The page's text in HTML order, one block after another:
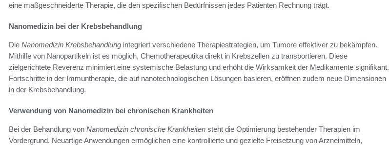
eine maßgeschneiderte Therapie, die den spezifischen Bedürfnissen jedes Patienten Rechnung trägt.
Nanomedizin bei der Krebsbehandlung
Die Nanomedizin Krebsbehandlung integriert verschiedene Therapiestrategien, um Tumore effektiver zu bekämpfen.
Mithilfe von Nanopartikeln ist es möglich, Chemotherapeutika direkt in Krebszellen zu transportieren. Diese
zielgerichtete Reverenz minimiert eine systemische Belastung und erhöht die Wirksamkeit der Medikamente signifikant.
Fortschritte in der Immuntherapie, die auf nanotechnologischen Lösungen basieren, eröffnen zudem neue Dimensionen
in der Krebsbehandlung.
Verwendung von Nanomedizin bei chronischen Krankheiten
Bei der Behandlung von Nanomedizin chronische Krankheiten steht die Optimierung bestehender Therapien im
Vordergrund. Neuartige Anwendungen ermöglichen eine kontrollierte und gezielte Freisetzung von Arzneimitteln,